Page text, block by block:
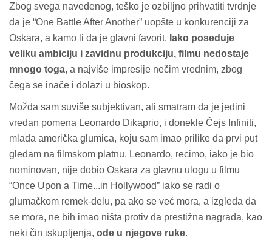
Zbog svega navedenog, teško je ozbiljno prihvatiti tvrdnje
da je “One Battle After Another” uopšte u konkurenciji za
Oskara, a kamo li da je glavni favorit. Iako poseduje
veliku ambiciju i zavidnu produkciju, filmu nedostaje
mnogo toga, a najviše impresije nečim vrednim, zbog
čega se inače i dolazi u bioskop.
Možda sam suviše subjektivan, ali smatram da je jedini
vredan pomena Leonardo Dikaprio, i donekle Čejs Infiniti,
mlada američka glumica, koju sam imao prilike da prvi put
gledam na filmskom platnu. Leonardo, recimo, iako je bio
nominovan, nije dobio Oskara za glavnu ulogu u filmu
“Once Upon a Time...in Hollywood” iako se radi o
glumačkom remek-delu, pa ako se već mora, a izgleda da
se mora, ne bih imao ništa protiv da prestižna nagrada, kao
neki čin iskupljenja, ode u njegove ruke.